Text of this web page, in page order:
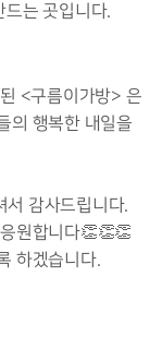
드는 곳입니다.
<구름이가방> 은
의 행복한 내일을
서 감사드립니다.
원합니다👏👏👏
하겠습니다.